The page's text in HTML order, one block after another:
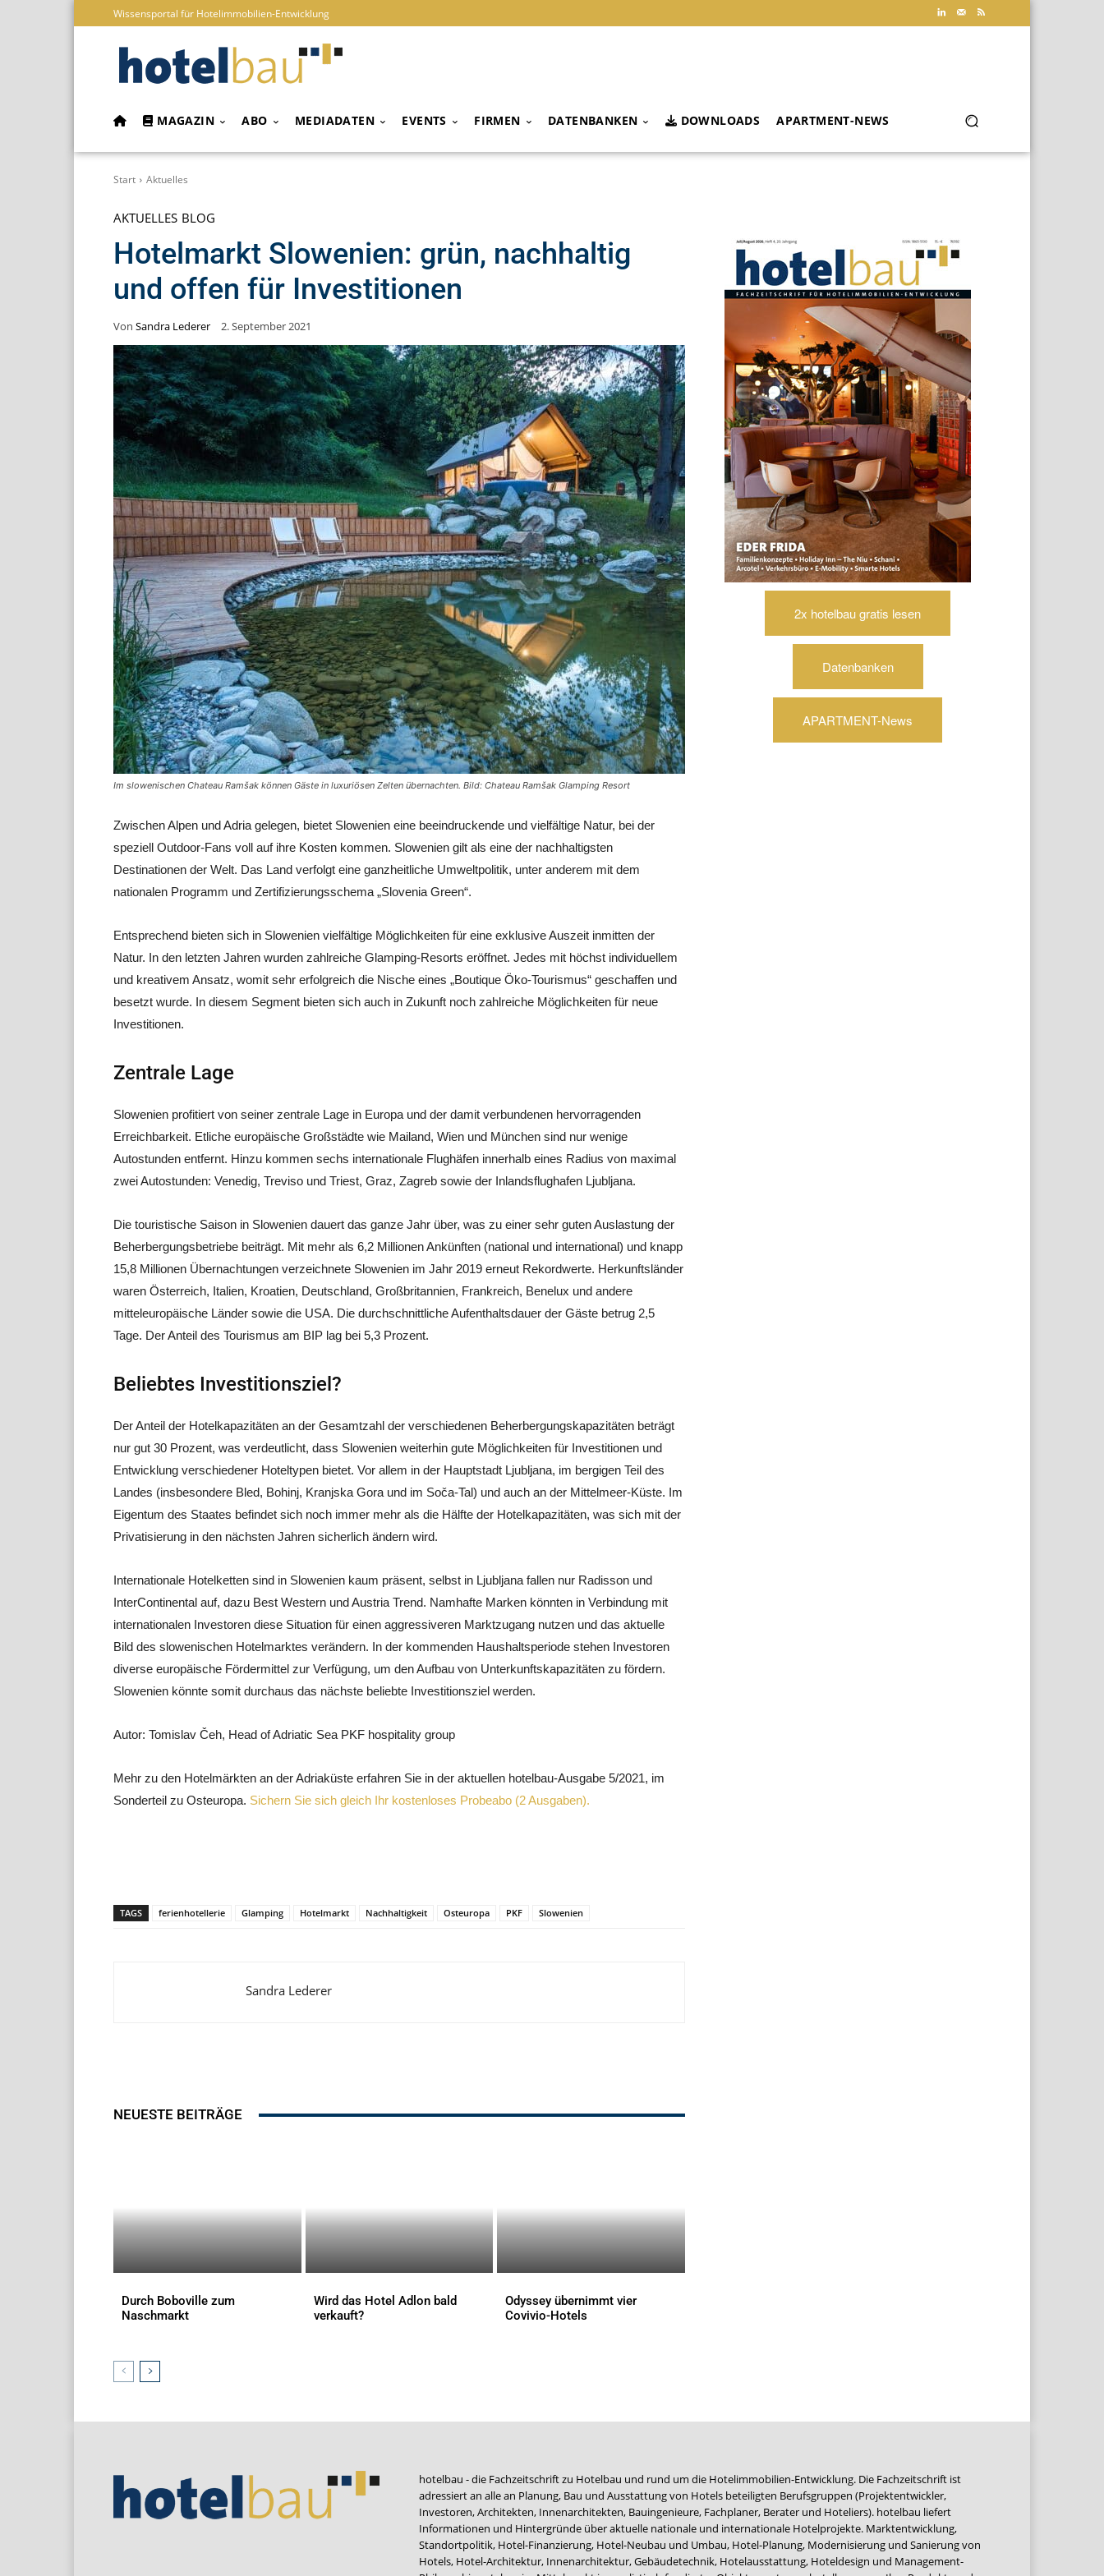
Wissensportal für Hotelimmobilien-Entwicklung
MAGAZIN ABO MEDIADATEN EVENTS FIRMEN DATENBANKEN DOWNLOADS APARTMENT-NEWS
Start Aktuelles
AKTUELLES BLOG
Hotelmarkt Slowenien: grün, nachhaltig
und offen für Investitionen
Von Sandra Lederer 2. September 2021
Im slowenischen Chateau Ramšak können Gäste in luxuriösen Zelten übernachten. Bild: Chateau Ramšak Glamping Resort
Zwischen Alpen und Adria gelegen, bietet Slowenien eine beeindruckende und vielfältige Natur, bei der
speziell Outdoor-Fans voll auf ihre Kosten kommen. Slowenien gilt als eine der nachhaltigsten
Destinationen der Welt. Das Land verfolgt eine ganzheitliche Umweltpolitik, unter anderem mit dem
nationalen Programm und Zertifizierungsschema „Slovenia Green“.
Entsprechend bieten sich in Slowenien vielfältige Möglichkeiten für eine exklusive Auszeit inmitten der
Natur. In den letzten Jahren wurden zahlreiche Glamping-Resorts eröffnet. Jedes mit höchst individuellem
und kreativem Ansatz, womit sehr erfolgreich die Nische eines „Boutique Öko-Tourismus“ geschaffen und
besetzt wurde. In diesem Segment bieten sich auch in Zukunft noch zahlreiche Möglichkeiten für neue
Investitionen.
Zentrale Lage
Slowenien profitiert von seiner zentrale Lage in Europa und der damit verbundenen hervorragenden
Erreichbarkeit. Etliche europäische Großstädte wie Mailand, Wien und München sind nur wenige
Autostunden entfernt. Hinzu kommen sechs internationale Flughäfen innerhalb eines Radius von maximal
zwei Autostunden: Venedig, Treviso und Triest, Graz, Zagreb sowie der Inlandsflughafen Ljubljana.
Die touristische Saison in Slowenien dauert das ganze Jahr über, was zu einer sehr guten Auslastung der
Beherbergungsbetriebe beiträgt. Mit mehr als 6,2 Millionen Ankünften (national und international) und knapp
15,8 Millionen Übernachtungen verzeichnete Slowenien im Jahr 2019 erneut Rekordwerte. Herkunftsländer
waren Österreich, Italien, Kroatien, Deutschland, Großbritannien, Frankreich, Benelux und andere
mitteleuropäische Länder sowie die USA. Die durchschnittliche Aufenthaltsdauer der Gäste betrug 2,5
Tage. Der Anteil des Tourismus am BIP lag bei 5,3 Prozent.
Beliebtes Investitionsziel?
Der Anteil der Hotelkapazitäten an der Gesamtzahl der verschiedenen Beherbergungskapazitäten beträgt
nur gut 30 Prozent, was verdeutlicht, dass Slowenien weiterhin gute Möglichkeiten für Investitionen und
Entwicklung verschiedener Hoteltypen bietet. Vor allem in der Hauptstadt Ljubljana, im bergigen Teil des
Landes (insbesondere Bled, Bohinj, Kranjska Gora und im Soča-Tal) und auch an der Mittelmeer-Küste. Im
Eigentum des Staates befindet sich noch immer mehr als die Hälfte der Hotelkapazitäten, was sich mit der
Privatisierung in den nächsten Jahren sicherlich ändern wird.
Internationale Hotelketten sind in Slowenien kaum präsent, selbst in Ljubljana fallen nur Radisson und
InterContinental auf, dazu Best Western und Austria Trend. Namhafte Marken könnten in Verbindung mit
internationalen Investoren diese Situation für einen aggressiveren Marktzugang nutzen und das aktuelle
Bild des slowenischen Hotelmarktes verändern. In der kommenden Haushaltsperiode stehen Investoren
diverse europäische Fördermittel zur Verfügung, um den Aufbau von Unterkunftskapazitäten zu fördern.
Slowenien könnte somit durchaus das nächste beliebte Investitionsziel werden.
Autor: Tomislav Čeh, Head of Adriatic Sea PKF hospitality group
Mehr zu den Hotelmärkten an der Adriaküste erfahren Sie in der aktuellen hotelbau-Ausgabe 5/2021, im
Sonderteil zu Osteuropa. Sichern Sie sich gleich Ihr kostenloses Probeabo (2 Ausgaben).
TAGS ferienhotellerie Glamping Hotelmarkt Nachhaltigkeit Osteuropa PKF Slowenien
Sandra Lederer
NEUESTE BEITRÄGE
Durch Boboville zum
Naschmarkt
Wird das Hotel Adlon bald
verkauft?
Odyssey übernimmt vier
Covivio-Hotels
2x hotelbau gratis lesen
Datenbanken
APARTMENT-News
hotelbau - die Fachzeitschrift zu Hotelbau und rund um die Hotelimmobilien-Entwicklung. Die Fachzeitschrift ist
adressiert an alle an Planung, Bau und Ausstattung von Hotels beteiligten Berufsgruppen (Projektentwickler,
Investoren, Architekten, Innenarchitekten, Bauingenieure, Fachplaner, Berater und Hoteliers). hotelbau liefert
Informationen und Hintergründe über aktuelle nationale und internationale Hotelprojekte. Marktentwicklung,
Standortpolitik, Hotel-Finanzierung, Hotel-Neubau und Umbau, Hotel-Planung, Modernisierung und Sanierung von
Hotels, Hotel-Architektur, Innenarchitektur, Gebäudetechnik, Hotelausstattung, Hoteldesign und Management-